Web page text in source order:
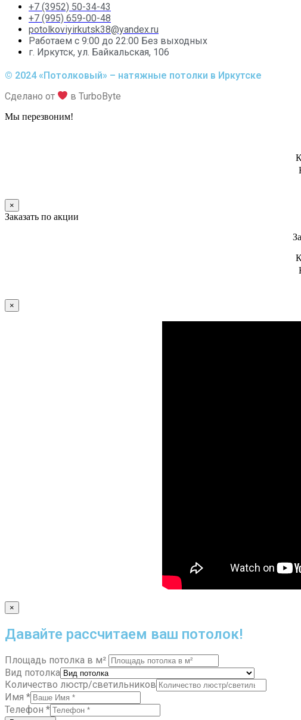
+7 (3952) 50-34-43
+7 (995) 659-00-48
potolkoviyirkutsk38@yandex.ru
Работаем с 9:00 до 22:00 Без выходных
г. Иркутск, ул. Байкальская, 106
© 2024 «Потолковый» – натяжные потолки в Иркутске
Сделано от
в TurboByte
Мы перезвоним!
×
Заказать по акции
×
×
Давайте рассчитаем ваш потолок!
Площадь потолка в м²
Вид потолка
Количество люстр/светильников
Имя *
Телефон *